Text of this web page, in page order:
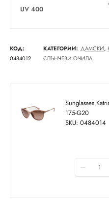
UV 400
КОД:
0484012
КАТЕГОРИИ: ДАМСКИ,
СЛЪНЧЕВИ ОЧИЛА
Sunglasses
175-G20
SKU: 0484014